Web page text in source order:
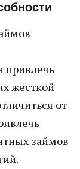
привлечь
жесткой
от
займов